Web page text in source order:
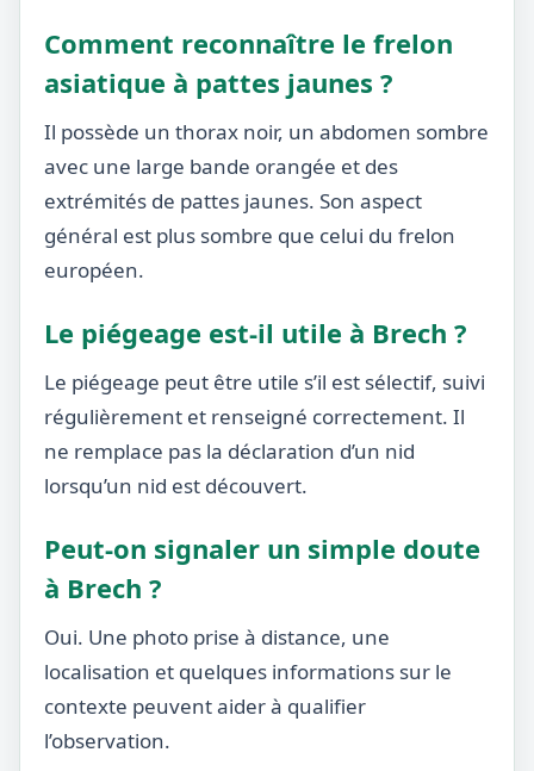
Comment reconnaître le frelon
asiatique à pattes jaunes ?
Il possède un thorax noir, un abdomen sombre
avec une large bande orangée et des
extrémités de pattes jaunes. Son aspect
général est plus sombre que celui du frelon
européen.
Le piégeage est-il utile à Brech ?
Le piégeage peut être utile s’il est sélectif, suivi
régulièrement et renseigné correctement. Il
ne remplace pas la déclaration d’un nid
lorsqu’un nid est découvert.
Peut-on signaler un simple doute
à Brech ?
Oui. Une photo prise à distance, une
localisation et quelques informations sur le
contexte peuvent aider à qualifier
l’observation.